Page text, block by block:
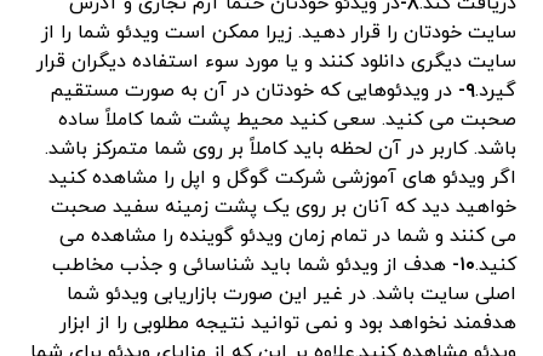
سایت خودتان را قرار دهید. زیرا ممکن است ویدئو شما را از
سایت دیگری دانلود کنند و یا مورد سوء استفاده دیگران قرار
گیرد.۹- در ویدئوهایی که خودتان در آن به صورت مستقیم
صحبت می کنید. سعی کنید محیط پشت شما کاملاً ساده
باشد. کاربر در آن لحظه باید کاملاً بر روی شما متمرکز باشد.
اگر ویدئو های آموزشی شرکت گوگل و اپل را مشاهده کنید
خواهید دید که آنان بر روی یک پشت زمینه سفید صحبت
می کنند و شما در تمام زمان ویدئو گوینده را مشاهده می
کنید.۱۰- هدف از ویدئو شما باید شناسائی و جذب مخاطب
اصلی سایت باشد. در غیر این صورت بازاریابی ویدئو شما
هدفمند نخواهد بود و نمی توانید نتیجه مطلوبی را از ابزار